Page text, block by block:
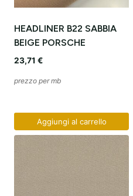
HEADLINER B22 SABBIA
BEIGE PORSCHE
23,71 €
prezzo per mb
Aggiungi al carrello